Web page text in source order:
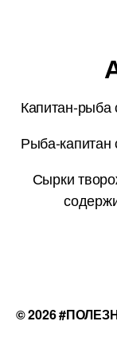
Капитан-рыба
Рыба-капитан
Сырки
© 2026